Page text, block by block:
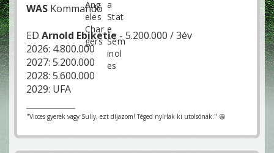
WAS Kommandó
ED Arnold Ebiketie - 5.200.000 / 3év
2026: 4.800.000
2027: 5.200.000
2028: 5.600.000
2029: UFA
"Vicces gyerek vagy Sully, ezt díjazom! Téged nyírlak ki utolsónak." 😀